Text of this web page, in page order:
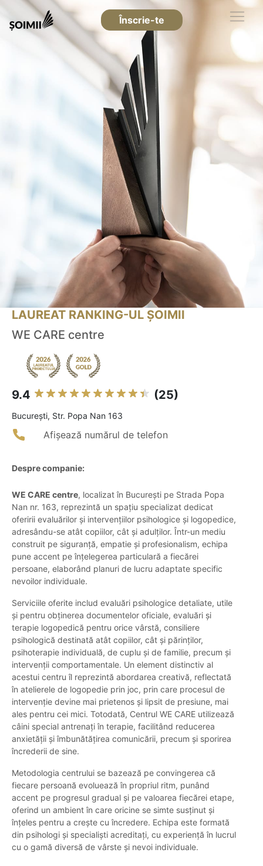
Înscrie-te
LAUREAT RANKING-UL ȘOIMII
WE CARE centre
9.4 (25)
Bucureşti, Str. Popa Nan 163
Afișează numărul de telefon
Despre companie:
WE CARE centre, localizat în București pe Strada Popa
Nan nr. 163, reprezintă un spațiu specializat dedicat
oferirii evaluărilor și intervențiilor psihologice și logopedice,
adresându-se atât copiilor, cât și adulților. Într-un mediu
construit pe siguranță, empatie și profesionalism, echipa
pune accent pe înțelegerea particulară a fiecărei
persoane, elaborând planuri de lucru adaptate specific
nevoilor individuale.
Serviciile oferite includ evaluări psihologice detaliate, utile
și pentru obținerea documentelor oficiale, evaluări și
terapie logopedică pentru orice vârstă, consiliere
psihologică destinată atât copiilor, cât și părinților,
psihoterapie individuală, de cuplu și de familie, precum și
intervenții comportamentale. Un element distinctiv al
acestui centru îl reprezintă abordarea creativă, reflectată
în atelierele de logopedie prin joc, prin care procesul de
intervenție devine mai prietenos și lipsit de presiune, mai
ales pentru cei mici. Totodată, Centrul WE CARE utilizează
câini special antrenați în terapie, facilitând reducerea
anxietății și îmbunătățirea comunicării, precum și sporirea
încrederii de sine.
Metodologia centrului se bazează pe convingerea că
fiecare persoană evoluează în propriul ritm, punând
accent pe progresul gradual și pe valoarea fiecărei etape,
oferind un ambient în care oricine se simte susținut și
înțeles pentru a crește cu încredere. Echipa este formată
din psihologi și specialiști acreditați, cu experiență în lucrul
cu o gamă diversă de vârste și nevoi individuale.